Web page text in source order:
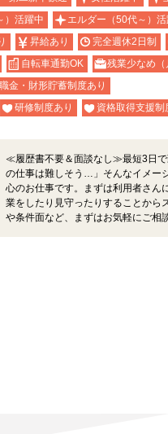
）活躍中
エルダー（50代～）活
昇給あり 完全週休2日制
自転車通勤OK
残業少なめ（
金・財形貯蓄制度あり
研修制度あり 資格取得支援制
≪履歴書不要＆面談なし≫最短3日で
の仕事は難しそう…」そんなイメー
心のお仕事です。まずは利用者さん
業をしたり見守ったりすることから
や条件面など、まずはお気軽にご相